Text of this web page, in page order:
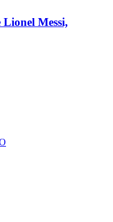
Messi,